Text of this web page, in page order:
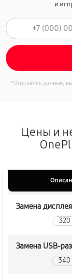
и
*Отправляя данные,
Цены и
Замена
320
Замена USB-
340